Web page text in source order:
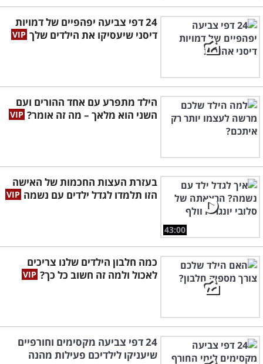
24 דפי צביעה יפהפיים של דמויות
דיסני שיעסיקו את הילדים שלך
הילד מתפרע עם אחד ההורים ועם
השני הוא מלאך – מה זה אומר?
43:00
בעזרת העצות החכמות של האישה
הזו תלמדו לגדל ילדים עם נשמה
כמה חלבון הילדים שלנו צריכים
לאכול ולמה זה חשוב כל כך?
24 דפי צביעה מקסימים וחורפיים
שיעניקו לילדיכם פעילות מהנה